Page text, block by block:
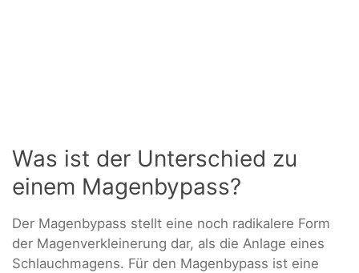
Was ist der Unterschied zu
einem Magenbypass?
Der Magenbypass stellt eine noch radikalere Form
der Magenverkleinerung dar, als die Anlage eines
Schlauchmagens. Für den Magenbypass ist eine